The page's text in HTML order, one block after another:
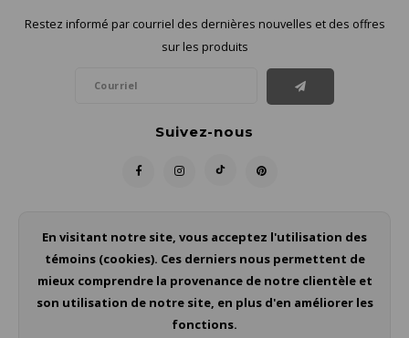
Restez informé par courriel des dernières nouvelles et des offres
sur les produits
Suivez-nous
Service à la clientèle
Mon compte
En visitant notre site, vous acceptez l'utilisation des
témoins (cookies). Ces derniers nous permettent de
mieux comprendre la provenance de notre clientèle et
son utilisation de notre site, en plus d'en améliorer les
fonctions.